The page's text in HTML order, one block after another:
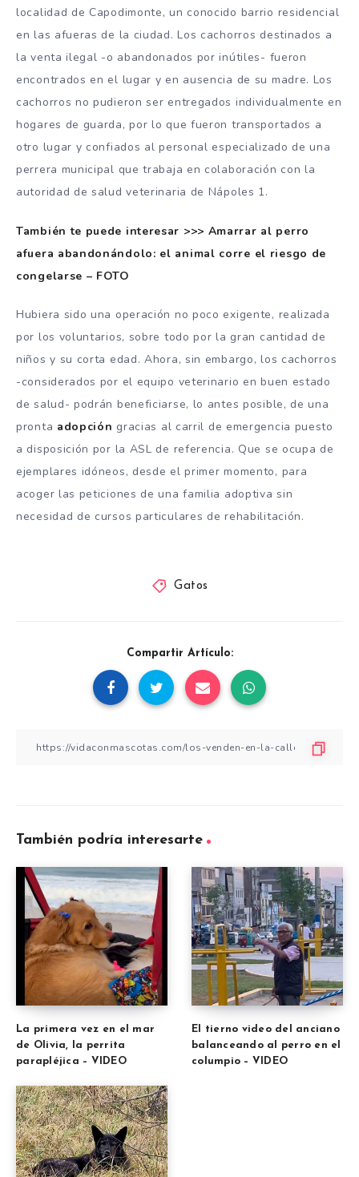
localidad de Capodimonte, un conocido barrio residencial
en las afueras de la ciudad. Los cachorros destinados a
la venta ilegal -o abandonados por inútiles- fueron
encontrados en el lugar y en ausencia de su madre. Los
cachorros no pudieron ser entregados individualmente en
hogares de guarda, por lo que fueron transportados a
otro lugar y confiados al personal especializado de una
perrera municipal que trabaja en colaboración con la
autoridad de salud veterinaria de Nápoles 1.
También te puede interesar >>> Amarrar al perro
afuera abandonándolo: el animal corre el riesgo de
congelarse – FOTO
Hubiera sido una operación no poco exigente, realizada
por los voluntarios, sobre todo por la gran cantidad de
niños y su corta edad. Ahora, sin embargo, los cachorros
-considerados por el equipo veterinario en buen estado
de salud- podrán beneficiarse, lo antes posible, de una
pronta adopción gracias al carril de emergencia puesto
a disposición por la ASL de referencia. Que se ocupa de
ejemplares idóneos, desde el primer momento, para
acoger las peticiones de una familia adoptiva sin
necesidad de cursos particulares de rehabilitación.
Gatos
Compartir Artículo:
También podría interesarte
La primera vez en el mar
de Olivia, la perrita
parapléjica – VIDEO
El tierno video del anciano
balanceando al perro en el
columpio – VIDEO